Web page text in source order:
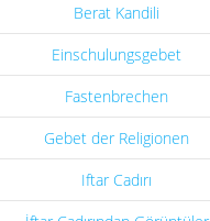
Berat Kandili
Einschulungsgebet
Fastenbrechen
Gebet der Religionen
Iftar Cadırı